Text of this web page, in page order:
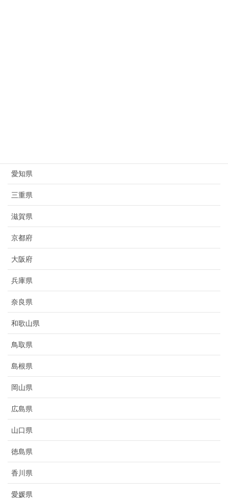
愛知県
三重県
滋賀県
京都府
大阪府
兵庫県
奈良県
和歌山県
鳥取県
島根県
岡山県
広島県
山口県
徳島県
香川県
愛媛県